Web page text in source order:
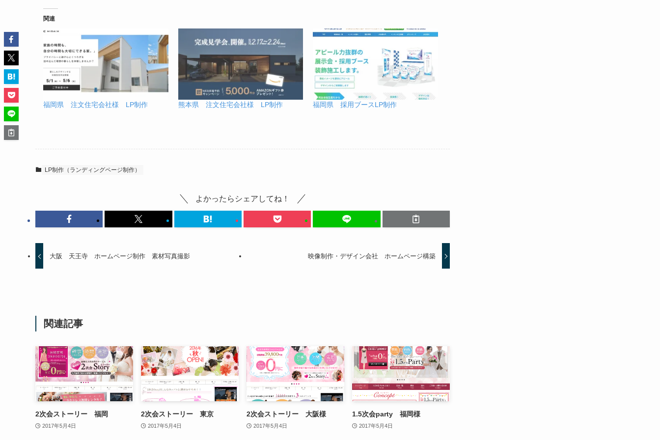
関連
福岡県 注文住宅会社様 LP制作 熊本県 注文住宅会社様 LP制作 福岡県 採用ブースLP制作
LP制作（ランディングページ制作）
よかったらシェアしてね！
大阪 天王寺 ホームページ制作 素材写真撮影 映像制作・デザイン会社 ホームページ構築
関連記事
2次会ストーリー 福岡
2017年5月4日
2次会ストーリー 東京
2017年5月4日
2次会ストーリー 大阪様
2017年5月4日
1.5次会party 福岡様
2017年5月4日